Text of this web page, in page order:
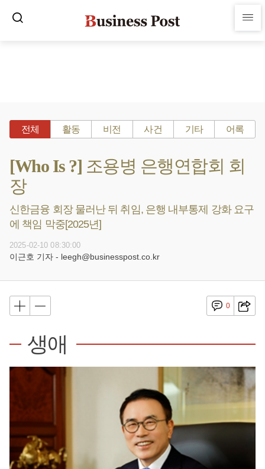
전체 활동 비전 사건 기타 어록
[Who Is ?] 조용병 은행연합회 회
장
신한금융 회장 물러난 뒤 취임, 은행 내부통제 강화 요구
에 책임 막중[2025년]
2025-02-10 08:30:00
이근호 기자 - leegh@businesspost.co.kr
0
생애